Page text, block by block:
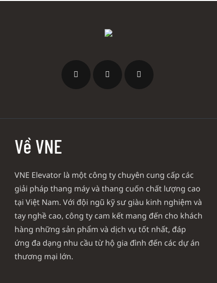
Về VNE
VNE Elevator là một công ty chuyên cung cấp các
giải pháp thang máy và thang cuốn chất lượng cao
tại Việt Nam. Với đội ngũ kỹ sư giàu kinh nghiệm và
tay nghề cao, công ty cam kết mang đến cho khách
hàng những sản phẩm và dịch vụ tốt nhất, đáp
ứng đa dạng nhu cầu từ hộ gia đình đến các dự án
thương mại lớn.